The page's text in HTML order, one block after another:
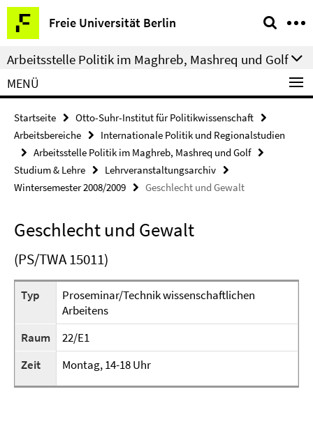
Springe
direkt
zu
Inhalt
Freie Universität Berlin
Service-
Navigation
Arbeitsstelle Politik im Maghreb, Mashreq und Golf
MENÜ
Startseite
Otto-Suhr-Institut für Politikwissenschaft
Arbeitsbereiche
Internationale Politik und Regionalstudien
Arbeitsstelle Politik im Maghreb, Mashreq und Golf
Studium & Lehre
Lehrveranstaltungsarchiv
Wintersemester 2008/2009
Geschlecht und Gewalt
Geschlecht und Gewalt
(PS/TWA 15011)
Typ
Proseminar/Technik wissenschaftlichen
Arbeitens
Raum
22/E1
Zeit
Montag, 14-18 Uhr